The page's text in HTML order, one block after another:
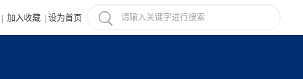
加入收藏 设为首页